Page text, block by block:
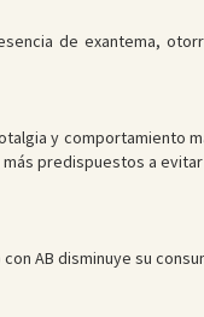
de exantema,
y comportamiento
predispuestos a
AB disminuye su